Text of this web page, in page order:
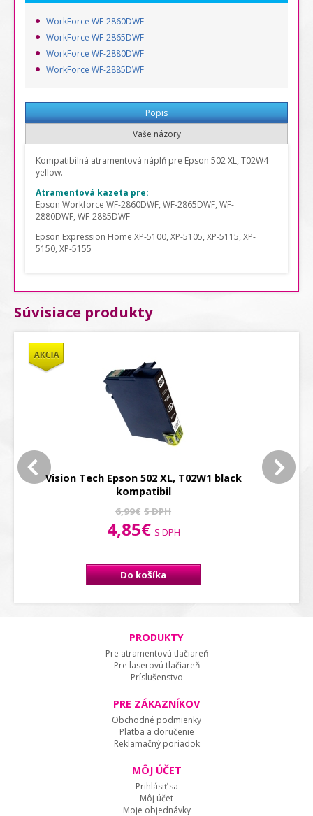
WorkForce WF-2860DWF
WorkForce WF-2865DWF
WorkForce WF-2880DWF
WorkForce WF-2885DWF
Popis
Vaše názory
Kompatibilná atramentová náplň pre Epson 502 XL, T02W4
yellow.
Atramentová kazeta pre:
Epson Workforce WF-2860DWF, WF-2865DWF, WF-
2880DWF, WF-2885DWF
Epson Expression Home XP-5100, XP-5105, XP-5115, XP-
5150, XP-5155
Súvisiace produkty
Vision Tech Epson 502 XL, T02W2 cyan
kompatibil
6,99€ S DPH
4,85€ S DPH
Do košíka
PRODUKTY
Pre atramentovú tlačiareň
Pre laserovú tlačiareň
Príslušenstvo
PRE ZÁKAZNÍKOV
Obchodné podmienky
Platba a doručenie
Reklamačný poriadok
MÔJ ÚČET
Prihlásiť sa
Môj účet
Moje objednávky